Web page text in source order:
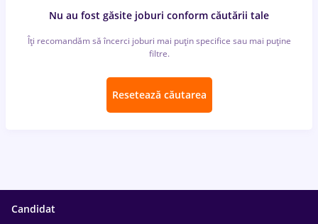
Nu au fost găsite joburi conform căutării tale
Îți recomandăm să încerci joburi mai puțin specifice sau mai puține
filtre.
Resetează căutarea
Candidat